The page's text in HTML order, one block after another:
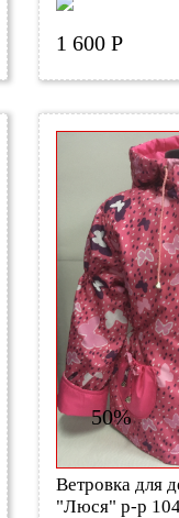
1 600 Р
50%
Ветровка для
"Люся" р-р